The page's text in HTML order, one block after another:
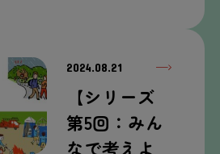
2024.08.21
【シリーズ
第5回 ：みん
なで考えよ